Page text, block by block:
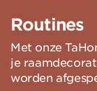
Routines
Met onze
je
worden